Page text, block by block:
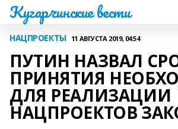
Кугарчинские вести
НАЦПРОЕКТЫ 11 АВГУСТА 2019, 04:54
ПУТИН НАЗВАЛ
ПРИНЯТИЯ
ДЛЯ РЕАЛИЗАЦИИ
НАЦПРОЕКТОВ